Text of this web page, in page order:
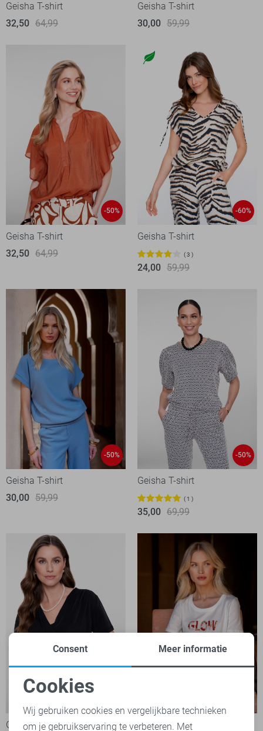
Geisha T-shirt
32,50 64,99
Geisha T-shirt
30,00 59,99
-50%
Geisha T-shirt
32,50 64,99
-60%
Geisha T-shirt
3
24,00 59,99
-50%
Geisha T-shirt
30,00 59,99
-50%
Geisha T-shirt
1
35,00 69,99
Geisha T-shirt Geisha T-shirt
Noodzakelijke cookies
Personalisatie cookies
Consent Meer informatie
Cookies
Wij gebruiken cookies en vergelijkbare technieken
om je gebruikservaring te verbeteren. Met